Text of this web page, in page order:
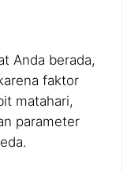
Anda berada,
faktor
matahari,
parameter